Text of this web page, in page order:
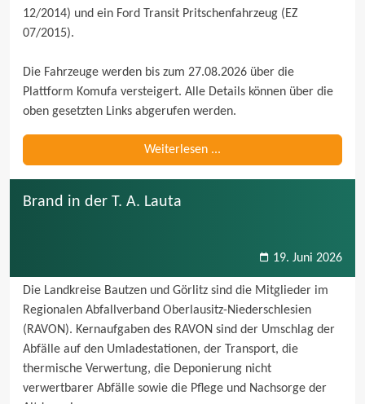
12/2014) und ein Ford Transit Pritschenfahrzeug (EZ
07/2015).
Die Fahrzeuge werden bis zum 27.08.2026 über die
Plattform Komufa versteigert. Alle Details können über die
Weiterlesen ...
Brand in der T. A. Lauta
19. Juni 2026
Die Landkreise Bautzen und Görlitz sind die Mitglieder im
Regionalen Abfallverband Oberlausitz-Niederschlesien
(RAVON). Kernaufgaben des RAVON sind der Umschlag der
Abfälle auf den Umladestationen, der Transport, die
thermische Verwertung, die Deponierung nicht
verwertbarer Abfälle sowie die Pflege und Nachsorge der